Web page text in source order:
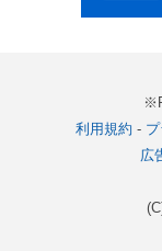
利用規約 -
広